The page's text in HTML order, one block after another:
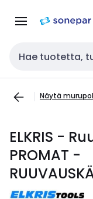
navigointiinsisältöön
Haku
Näytä
ELKRIS -
PROMAT -